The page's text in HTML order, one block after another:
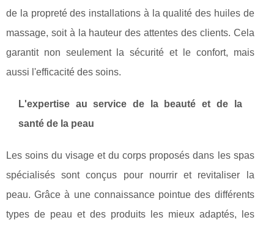
de la propreté des installations à la qualité des huiles de
massage, soit à la hauteur des attentes des clients. Cela
garantit non seulement la sécurité et le confort, mais
aussi l'efficacité des soins.
L'expertise au service de la beauté et de la
santé de la peau
Les soins du visage et du corps proposés dans les spas
spécialisés sont conçus pour nourrir et revitaliser la
peau. Grâce à une connaissance pointue des différents
types de peau et des produits les mieux adaptés, les